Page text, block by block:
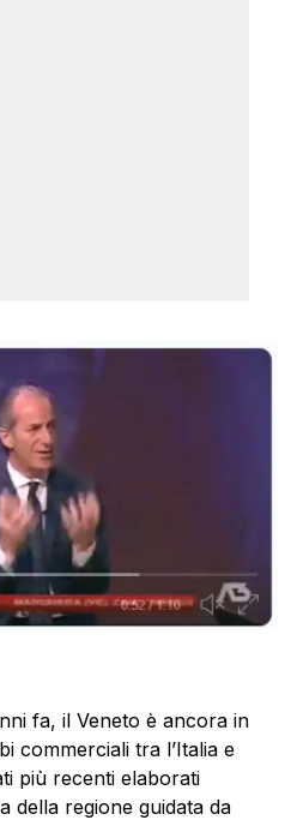
fa, il Veneto è ancora in
commerciali tra l’Italia e
più recenti elaborati
della regione guidata da